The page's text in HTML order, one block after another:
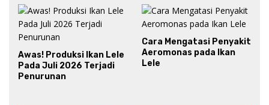
Awas! Produksi Ikan Lele
Pada Juli 2026 Terjadi
Penurunan
Cara Mengatasi Penyakit
Aeromonas pada Ikan
Lele